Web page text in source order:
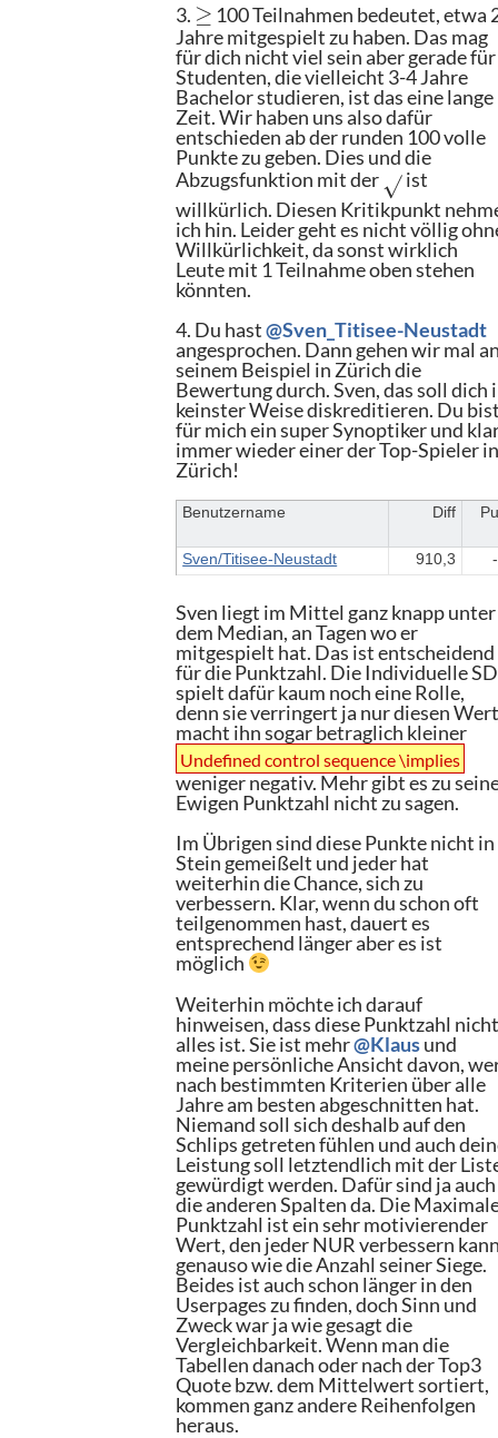
3. ≥ 100 Teilnahmen bedeutet, etwa
Jahre mitgespielt zu haben. Das mag
für dich nicht viel sein aber gerade für
Studenten, die vielleicht 3-4 Jahre
Bachelor studieren, ist das eine lange
Zeit. Wir haben uns also dafür
entschieden ab der runden 100 volle
Punkte zu geben. Dies und die
Abzugsfunktion mit der√ ist
willkürlich. Diesen Kritikpunkt
ich hin. Leider geht es nicht völlig
Willkürlichkeit, da sonst wirklich
Leute mit 1 Teilnahme oben stehen
könnten.
4. Du hast@Sven_Titisee-Neustadt
angesprochen. Dann gehen wir mal
seinem Beispiel in Zürich die
Bewertung durch. Sven, das soll dich
keinster Weise diskreditieren. Du
für mich ein super Synoptiker und
immer wieder einer der Top-Spieler
Zürich!
Benutzername Diff
Sven/Titisee-Neustadt 910,3
Sven liegt im Mittel ganz knapp unter
dem Median, an Tagen wo er
mitgespielt hat. Das ist entscheidend
für die Punktzahl. Die Individuelle SD
spielt dafür kaum noch eine Rolle,
denn sie verringert ja nur diesen
macht ihn sogar betraglich kleiner
Undefined control sequence \implies
weniger negativ. Mehr gibt es zu
Ewigen Punktzahl nicht zu sagen.
Im Übrigen sind diese Punkte nicht in
Stein gemeißelt und jeder hat
weiterhin die Chance, sich zu
verbessern. Klar, wenn du schon oft
teilgenommen hast, dauert es
entsprechend länger aber es ist
möglich
Weiterhin möchte ich darauf
hinweisen, dass diese Punktzahl
alles ist. Sie ist mehr@Klausund
meine persönliche Ansicht davon,
nach bestimmten Kriterien über alle
Jahre am besten abgeschnitten hat.
Niemand soll sich deshalb auf den
Schlips getreten fühlen und auch
Leistung soll letztendlich mit der
gewürdigt werden. Dafür sind ja auch
die anderen Spalten da. Die
Punktzahl ist ein sehr motivierender
Wert, den jeder NUR verbessern
genauso wie die Anzahl seiner Siege.
Beides ist auch schon länger in den
Userpages zu finden, doch Sinn und
Zweck war ja wie gesagt die
Vergleichbarkeit. Wenn man die
Tabellen danach oder nach der Top3
Quote bzw. dem Mittelwert sortiert,
kommen ganz andere Reihenfolgen
heraus.